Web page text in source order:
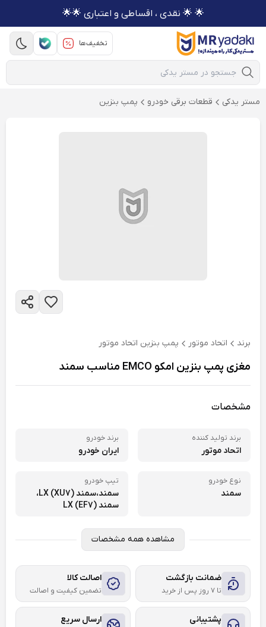
🌟 🌟 نقدی ، اقساطی و اعتباری 🌟🌟
تخفیف‌ها
Mobile Search
مستر یدکی قطعات برقی خودرو پمپ بنزین
برند اتحاد موتور پمپ بنزین اتحاد موتور
مغزی پمپ بنزین امکو EMCO مناسب سمند
مشخصات
برند تولید کننده
اتحاد موتور
برند خودرو
ایران خودرو
نوع خودرو
سمند
تیپ خودرو
سمند،سمند LX (XU7)،
سمند LX (EF7)
مشاهده همه مشخصات
ضمانت بازگشت
تا ۷ روز پس از خرید
اصالت کالا
تضمین کیفیت و اصالت
پشتیبانی ارسال سریع